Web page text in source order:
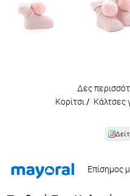
Δες
Κορίτσι / Κάλτσες
Επίσημος